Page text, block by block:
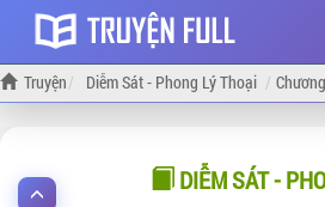
Truyện Diễm Sát - Phong Lý Thoại
DIỄM SÁT -